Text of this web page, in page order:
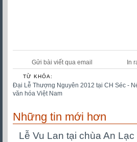
Gửi bài viết qua email In
TỪ KHÓA:
Đại Lễ Thượng Nguyên 2012 tại CH Séc -
văn hóa Việt Nam
Những tin mới hơn
Lễ Vu Lan tại chùa An